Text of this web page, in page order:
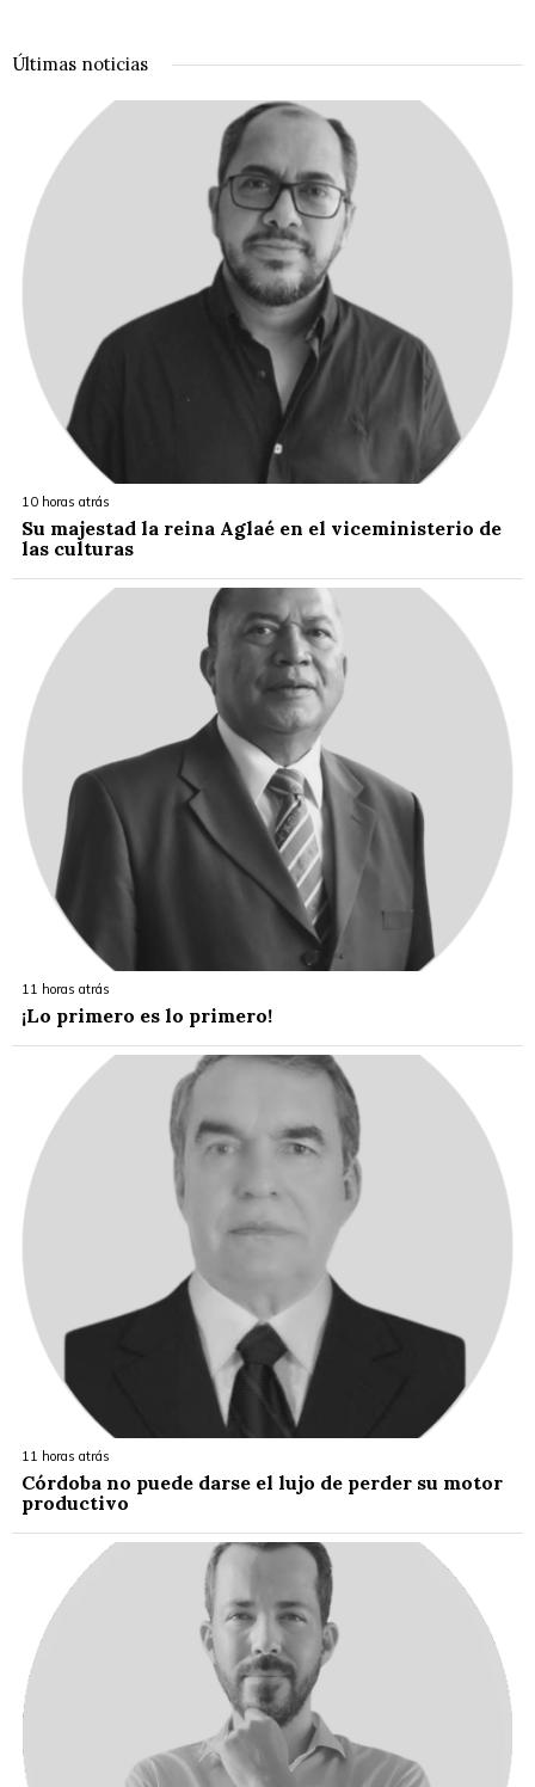
Últimas noticias
10 horas atrás
Su majestad la reina Aglaé en el viceministerio de
las culturas
11 horas atrás
¡Lo primero es lo primero!
11 horas atrás
Córdoba no puede darse el lujo de perder su motor
productivo